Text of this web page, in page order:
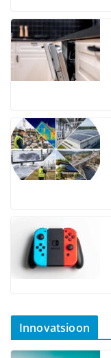
Innovatsioon